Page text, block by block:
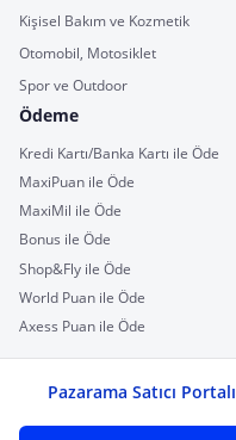
Kişisel Bakım ve Kozmetik
Otomobil, Motosiklet
Spor ve Outdoor
Ödeme
Kredi Kartı/Banka Kartı ile Öde
MaxiPuan ile Öde
MaxiMil ile Öde
Bonus ile Öde
Shop&Fly ile Öde
World Puan ile Öde
Axess Puan ile Öde
Pazarama Satıcı Portalı